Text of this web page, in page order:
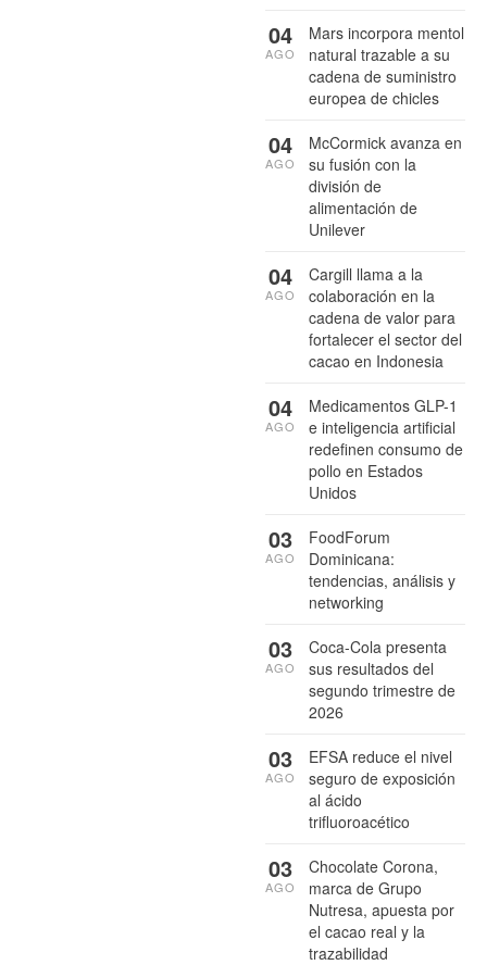
Mars incorpora mentol
natural trazable a su
cadena de suministro
europea de chicles
04
AGO
McCormick avanza en
su fusión con la
división de
alimentación de
Unilever
04
AGO
Cargill llama a la
colaboración en la
cadena de valor para
fortalecer el sector del
cacao en Indonesia
04
AGO
Medicamentos GLP-1
e inteligencia artificial
redefinen consumo de
pollo en Estados
Unidos
04
AGO
FoodForum
Dominicana:
tendencias, análisis y
networking
03
AGO
Coca-Cola presenta
sus resultados del
segundo trimestre de
2026
03
AGO
EFSA reduce el nivel
seguro de exposición
al ácido
trifluoroacético
03
AGO
Chocolate Corona,
marca de Grupo
Nutresa, apuesta por
el cacao real y la
trazabilidad
03
AGO